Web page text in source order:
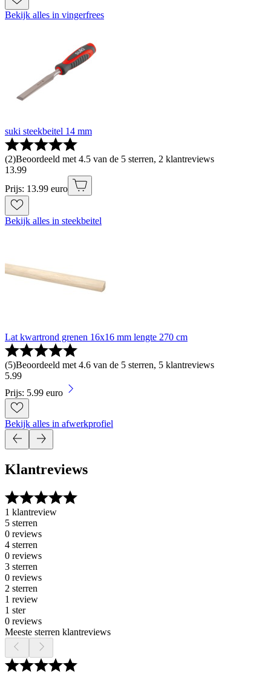
Bekijk alles in vingerfrees
suki steekbeitel 14 mm
(2)Beoordeeld met 4.5 van de 5 sterren, 2 klantreviews
13.99
Prijs: 13.99 euro
Bekijk alles in steekbeitel
Lat kwartrond grenen 16x16 mm lengte 270 cm
(5)Beoordeeld met 4.6 van de 5 sterren, 5 klantreviews
5.99
Prijs: 5.99 euro
Bekijk alles in afwerkprofiel
Klantreviews
1 klantreview
5 sterren
0 reviews
4 sterren
0 reviews
3 sterren
0 reviews
2 sterren
1 review
1 ster
0 reviews
Meeste sterren klantreviews